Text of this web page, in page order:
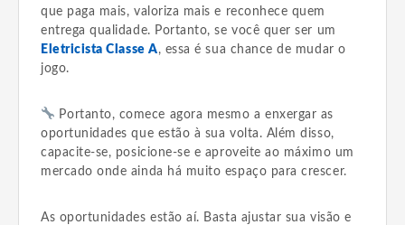
que paga mais, valoriza mais e reconhece quem
entrega qualidade. Portanto, se você quer ser um
Eletricista Classe A, essa é sua chance de mudar o
jogo.
Portanto, comece agora mesmo a enxergar as
oportunidades que estão à sua volta. Além disso,
capacite-se, posicione-se e aproveite ao máximo um
mercado onde ainda há muito espaço para crescer.
As oportunidades estão aí. Basta ajustar sua visão e